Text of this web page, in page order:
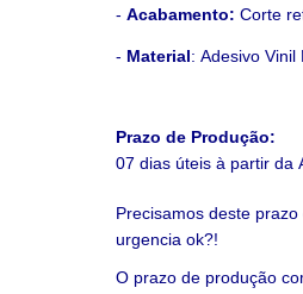
- Acabamento: Corte
- Material: Adesivo Vinil
Prazo de Produção:
07 dias úteis à partir da
Precisamos deste
urgencia ok?!
O prazo de produção